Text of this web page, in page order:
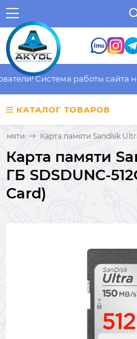
Система работы сайта
КАТАЛОГ ТОВАРОВ
Карта памяти Sandisk
Карта памяти
ГБ SDSDUNC-
Card)